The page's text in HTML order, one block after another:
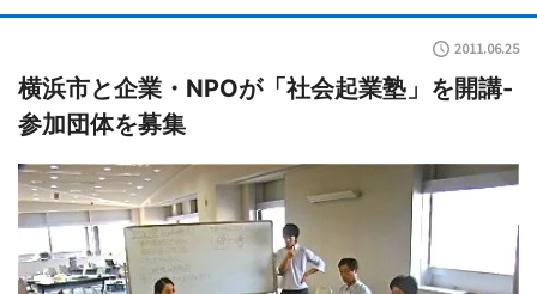
2011.06.25
横浜市と企業・NPOが「社会起業塾」を開講-
参加団体を募集